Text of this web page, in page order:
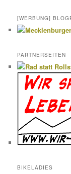
[WERBUNG]
PARTNERSEITEN
BIKELADIES